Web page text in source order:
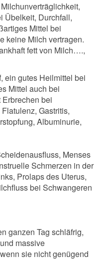
Übelkeit, Durchfall,
Mittel bei
keine Milch vertragen.
fett von Milch….,
ein gutes Heilmittel bei
Mittel auch bei
bei
Gastritis,
Albuminurie,
Menses
Schmerzen in der
Prolaps des Uterus,
bei Schwangeren
ganzen Tag schläfrig,
massive
sie nicht genügend